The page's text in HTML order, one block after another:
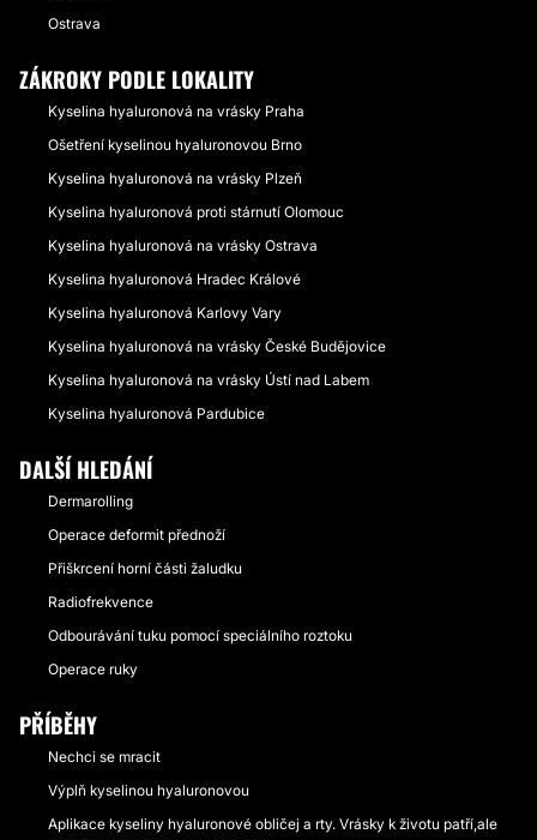
Ostrava
ZÁKROKY PODLE LOKALITY
Kyselina hyaluronová na vrásky Praha
Ošetření kyselinou hyaluronovou Brno
Kyselina hyaluronová na vrásky Plzeň
Kyselina hyaluronová proti stárnutí Olomouc
Kyselina hyaluronová na vrásky Ostrava
Kyselina hyaluronová Hradec Králové
Kyselina hyaluronová Karlovy Vary
Kyselina hyaluronová na vrásky České Budějovice
Kyselina hyaluronová na vrásky Ústí nad Labem
Kyselina hyaluronová Pardubice
DALŠÍ HLEDÁNÍ
Dermarolling
Operace deformit přednoží
Přiškrcení horní části žaludku
Radiofrekvence
Odbourávání tuku pomocí speciálního roztoku
Operace ruky
PŘÍBĚHY
Nechci se mracit
Výplň kyselinou hyaluronovou
Aplikace kyseliny hyaluronové obličej a rty. Vrásky k životu patří,ale